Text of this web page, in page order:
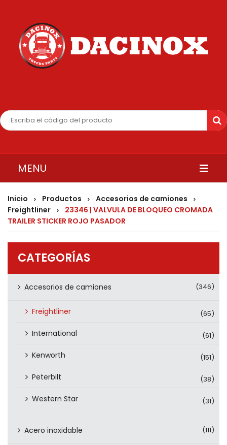
MENU
INICIO
QUIENES SOMOS
PRODUCTOS
CONTÁCTENOS
Inicio > Productos > Accesorios de camiones >
Freightliner >
23346 | VALVULA DE BLOQUEO CROMADA
TRAILER STICKER ROJO PASADOR
CATEGORÍAS
Accesorios de camiones (346)
Freightliner (65)
International (61)
Kenworth (151)
Peterbilt (38)
Western Star (31)
Acero inoxidable (111)